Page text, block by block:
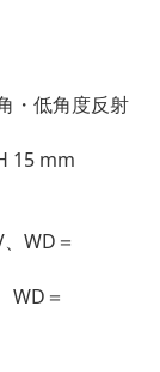
・低角度反射
15 mm
WD＝
＝